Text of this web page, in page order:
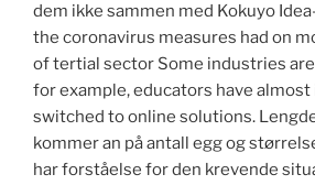
dem ikke sammen med Kokuyo
the coronavirus measures had on
of tertial sector Some industries
for example, educators have
switched to online solutions.
kommer an på antall egg og
har forståelse for den krevende